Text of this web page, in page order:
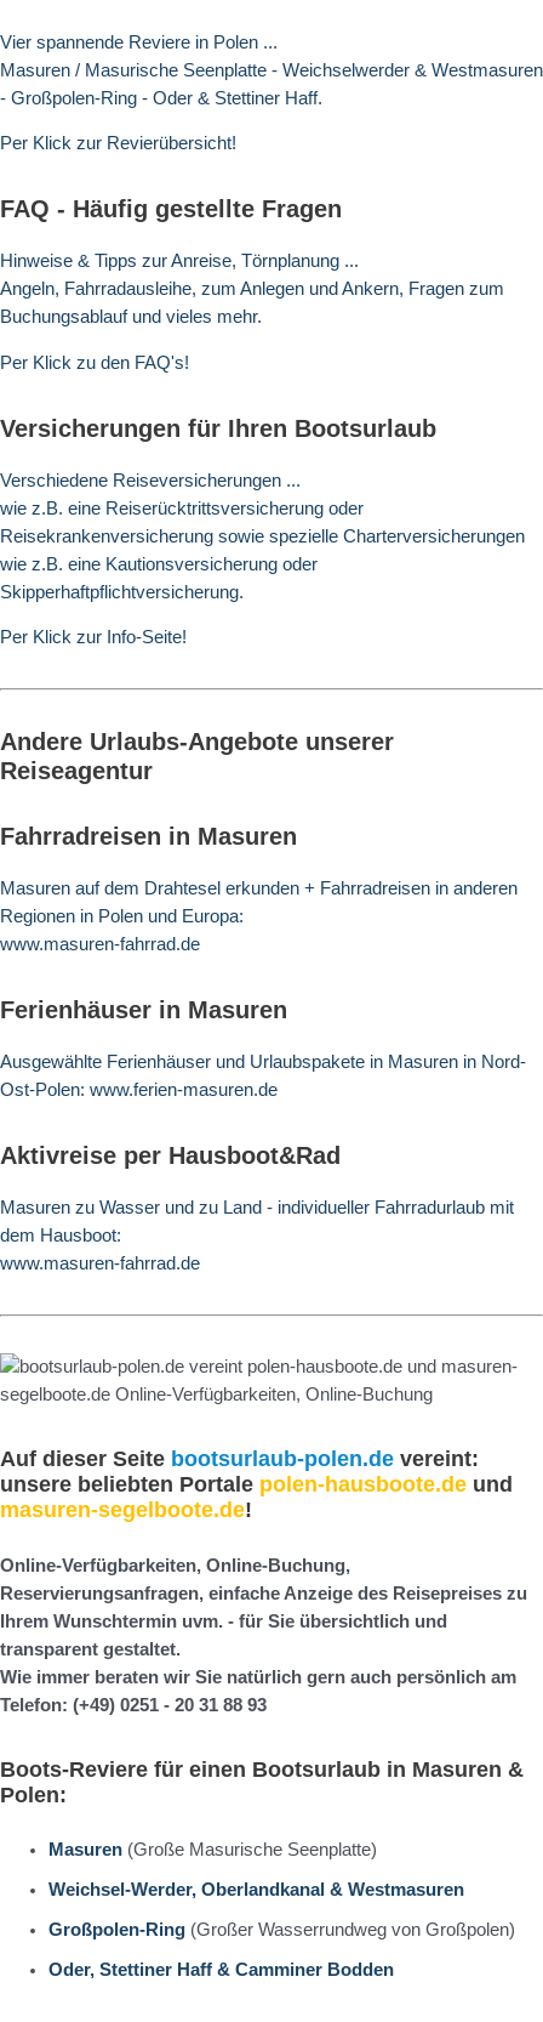
Vier spannende Reviere in Polen ...
Masuren / Masurische Seenplatte - Weichselwerder & Westmasuren
- Großpolen-Ring - Oder & Stettiner Haff.
Per Klick zur Revierübersicht!
FAQ - Häufig gestellte Fragen
Hinweise & Tipps zur Anreise, Törnplanung ...
Angeln, Fahrradausleihe, zum Anlegen und Ankern, Fragen zum
Buchungsablauf und vieles mehr.
Per Klick zu den FAQ's!
Versicherungen für Ihren Bootsurlaub
Verschiedene Reiseversicherungen ...
wie z.B. eine Reiserücktrittsversicherung oder
Reisekrankenversicherung sowie spezielle Charterversicherungen
wie z.B. eine Kautionsversicherung oder
Skipperhaftpflichtversicherung.
Per Klick zur Info-Seite!
Andere Urlaubs-Angebote unserer
Reiseagentur
Fahrradreisen in Masuren
Masuren auf dem Drahtesel erkunden + Fahrradreisen in anderen
Regionen in Polen und Europa:
www.masuren-fahrrad.de
Ferienhäuser in Masuren
Ausgewählte Ferienhäuser und Urlaubspakete in Masuren in Nord-
Ost-Polen: www.ferien-masuren.de
Aktivreise per Hausboot&Rad
Masuren zu Wasser und zu Land - individueller Fahrradurlaub mit
dem Hausboot:
www.masuren-fahrrad.de
Auf dieser Seite bootsurlaub-polen.de vereint:
unsere beliebten Portale polen-hausboote.de und
masuren-segelboote.de!
Online-Verfügbarkeiten, Online-Buchung,
Reservierungsanfragen, einfache Anzeige des Reisepreises zu
Ihrem Wunschtermin uvm. - für Sie übersichtlich und
transparent gestaltet.
Wie immer beraten wir Sie natürlich gern auch persönlich am
Telefon: (+49) 0251 - 20 31 88 93
Boots-Reviere für einen Bootsurlaub in Masuren &
Polen:
Masuren (Große Masurische Seenplatte)
Weichsel-Werder, Oberlandkanal & Westmasuren
Großpolen-Ring (Großer Wasserrundweg von Großpolen)
Oder, Stettiner Haff & Camminer Bodden